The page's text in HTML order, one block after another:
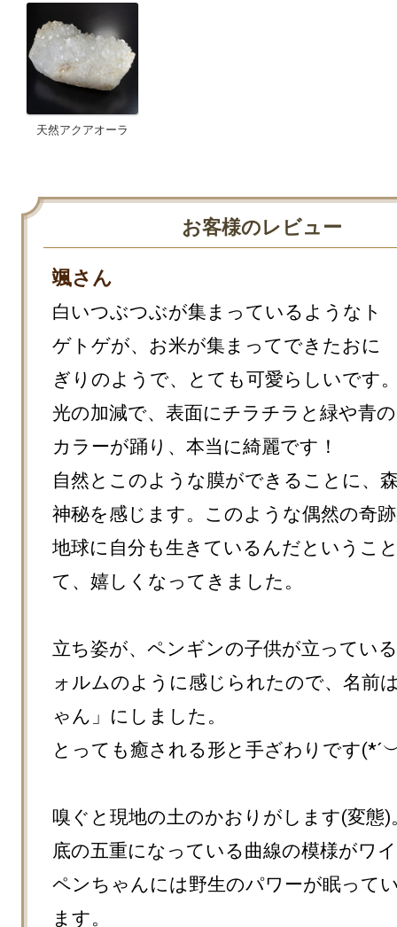
天然アクアオーラ
お客様のレビュー
颯さん
白いつぶつぶが集まっているようなト
ゲトゲが、お米が集まってできたおに
ぎりのようで、とても可愛らしいです
光の加減で、表面にチラチラと緑や青
カラーが踊り、本当に綺麗です！
自然とこのような膜ができることに、
神秘を感じます。このような偶然の奇
地球に自分も生きているんだというこ
て、嬉しくなってきました。
立ち姿が、ペンギンの子供が立ってい
ォルムのように感じられたので、名前
ゃん」にしました。
とっても癒される形と手ざわりです
嗅ぐと現地の土のかおりがします(変態)
底の五重になっている曲線の模様がワ
ペンちゃんには野生のパワーが眠って
ます。